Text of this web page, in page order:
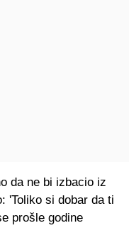
da ne bi izbacio iz
'Toliko si dobar da ti
prošle godine